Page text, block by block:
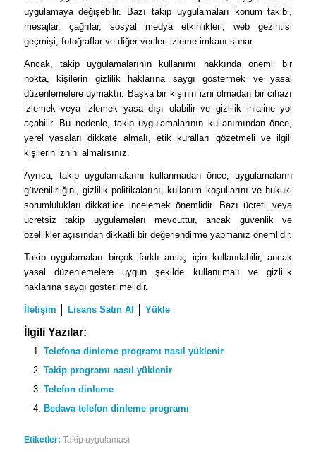
uygulamaya değişebilir. Bazı takip uygulamaları konum takibi,
mesajlar, çağrılar, sosyal medya etkinlikleri, web gezintisi
geçmişi, fotoğraflar ve diğer verileri izleme imkanı sunar.
Ancak, takip uygulamalarının kullanımı hakkında önemli bir
nokta, kişilerin gizlilik haklarına saygı göstermek ve yasal
düzenlemelere uymaktır. Başka bir kişinin izni olmadan bir cihazı
izlemek veya izlemek yasa dışı olabilir ve gizlilik ihlaline yol
açabilir. Bu nedenle, takip uygulamalarının kullanımından önce,
yerel yasaları dikkate almalı, etik kuralları gözetmeli ve ilgili
kişilerin iznini almalısınız.
Ayrıca, takip uygulamalarını kullanmadan önce, uygulamaların
güvenilirliğini, gizlilik politikalarını, kullanım koşullarını ve hukuki
sorumlulukları dikkatlice incelemek önemlidir. Bazı ücretli veya
ücretsiz takip uygulamaları mevcuttur, ancak güvenlik ve
özellikler açısından dikkatli bir değerlendirme yapmanız önemlidir.
Takip uygulamaları birçok farklı amaç için kullanılabilir, ancak
yasal düzenlemelere uygun şekilde kullanılmalı ve gizlilik
haklarına saygı gösterilmelidir.
İletişim Lisans Satın Al Yükle
İlgili Yazılar:
Telefona dinleme programı nasıl yüklenir
Takip programı nasıl yüklenir
Telefon dinleme
Bedava telefon dinleme programı
Etiketler: Takip uygulaması